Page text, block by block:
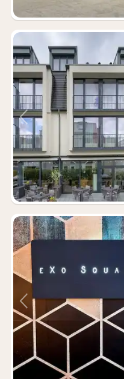
Föregående bild
Föregående bild